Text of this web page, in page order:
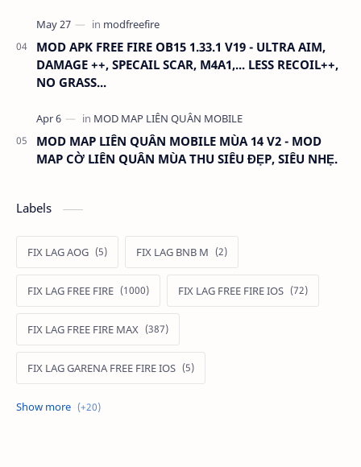
MOD APK FREE FIRE OB15 1.33.1 V19 - ULTRA AIM,
DAMAGE ++, SPECAIL SCAR, M4A1,... LESS RECOIL++,
NO GRASS...
MOD MAP LIÊN QUÂN MOBILE MÙA 14 V2 - MOD
MAP CỜ LIÊN QUÂN MÙA THU SIÊU ĐẸP, SIÊU NHẸ.
Labels
FIX LAG AOG FIX LAG BNB M
FIX LAG FREE FIRE FIX LAG FREE FIRE IOS
FIX LAG FREE FIRE MAX
FIX LAG GARENA FREE FIRE IOS
FIX LAG LIÊN QUÂN MOBILE